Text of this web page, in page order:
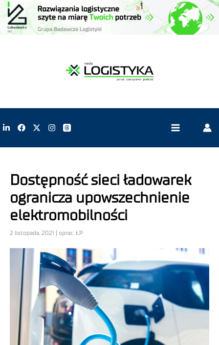
Dostępność sieci ładowarek
ogranicza upowszechnienie
elektromobilności
2 listopada, 2021 | oprac. ŁP